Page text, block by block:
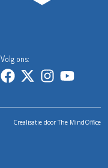
Volg ons:
Crealisatie doorThe MindOffice